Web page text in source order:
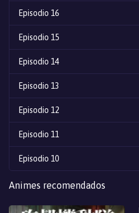
Episodio 16
Episodio 15
Episodio 14
Episodio 13
Episodio 12
Episodio 11
Episodio 10
Episodio 9
Episodio 8
Animes recomendados